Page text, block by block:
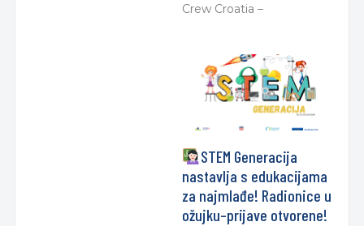
Crew Croatia –
STEM Generacija
nastavlja s edukacijama
za najmlađe! Radionice u
ožujku–prijave otvorene!